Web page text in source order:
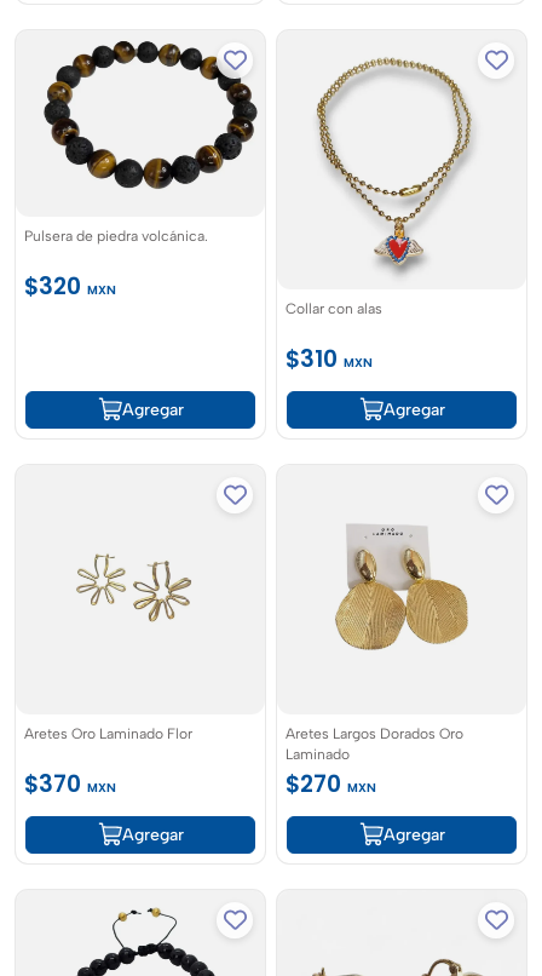
Pulsera de piedra volcánica.
$320 MXN
Agregar
Collar con alas
$310 MXN
Agregar
Aretes Oro Laminado Flor
$370 MXN
Agregar
Aretes Largos Dorados Oro
Laminado
$270 MXN
Agregar